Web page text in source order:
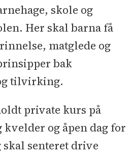
skole og
Her skal barna få
matglede og
bak
tilvirking.
private kurs på
kvelder og åpen dag for
senteret drive